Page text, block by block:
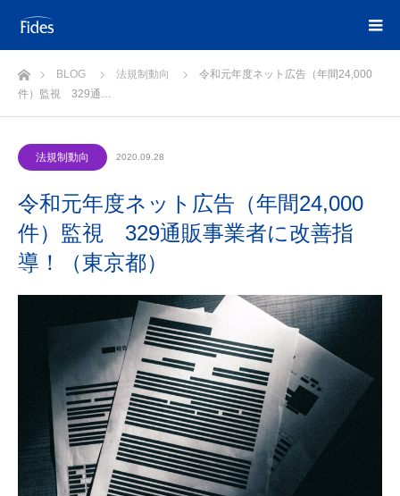
ホームBLOG 法規制動向
令和元年度ネット広告（年間24,000
件）監視 329通…
法規制動向 2020.09.28
令和元年度ネット広告（年間24,000
件）監視 329通販事業者に改善指
導！（東京都）